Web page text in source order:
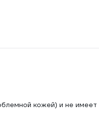
кожей) и не имеет